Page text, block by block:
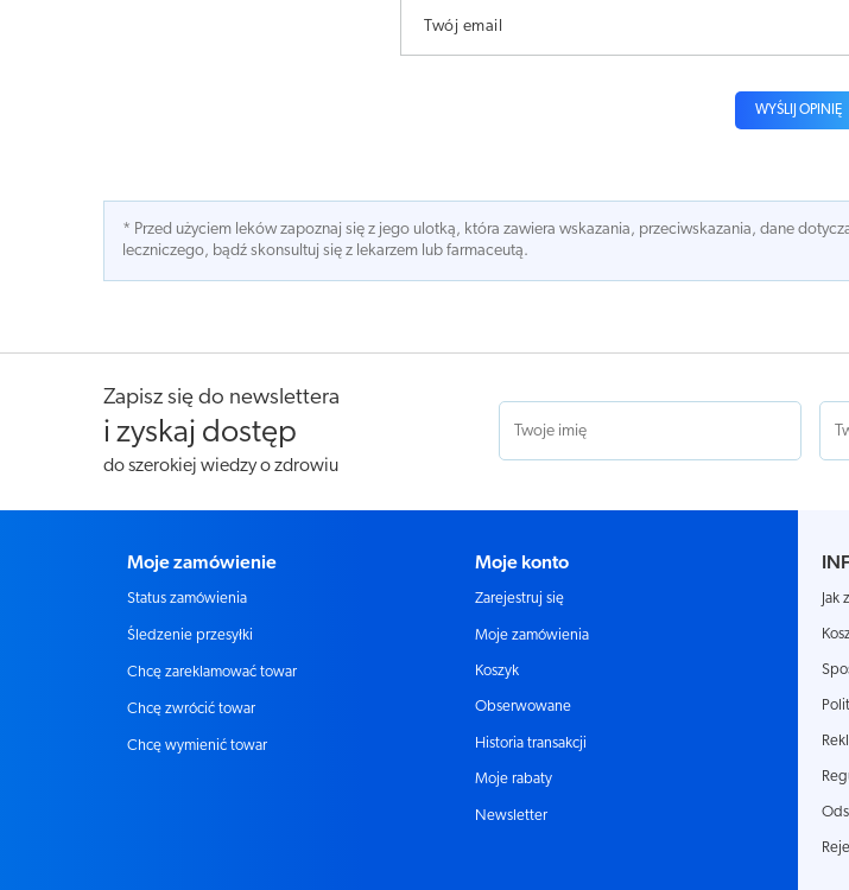
Twój email
WYŚLIJ OPINIĘ
* Przed użyciem leków zapoznaj się z jego ulotką, która zawiera wskazania, przeciwskazania, dane
leczniczego, bądź skonsultuj się z lekarzem lub farmaceutą.
Zapisz się do newslettera
i zyskaj dostęp
do szerokiej wiedzy o zdrowiu
Moje zamówienie
Status zamówienia
Śledzenie przesyłki
Chcę zareklamować towar
Chcę zwrócić towar
Chcę wymienić towar
Moje konto
Zarejestruj się
Moje zamówienia
Koszyk
Obserwowane
Historia transakcji
Moje rabaty
Newsletter
Jak